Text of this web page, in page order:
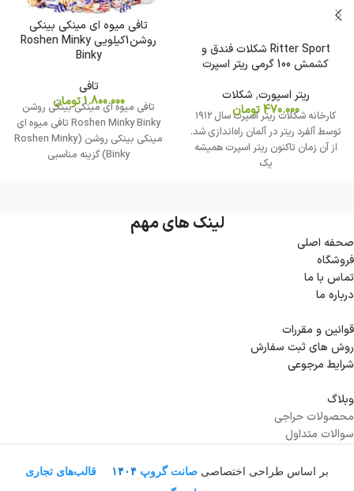
Ritter Sport شکلات فندق و
کشمش 100 گرمی ریتر اسپرت
ریتر اسپورت, شکلات
470.000 تومان
کارخانه شکلات ریتر اسپرت سال ۱۹۱۲
توسط آلفرد ریتر در آلمان راه‌اندازی شد.
از آن زمان تاکنون ریتر اسپرت همیشه
یک
تافی میوه ای مینکی بینکی
روشن1کیلویی Roshen Minky
Binky
تافی
1.800.000تومان
تافی میوه ای مینکی بینکی روشن
Roshen Minky Binky تافی میوه ای
مینکی بینکی روشن (Roshen Minky
Binky) گزینه مناسبی
لینک های مهم
صحفه اصلی
فروشگاه
تماس با ما
درباره ما
قوانین و مقررات
روش های ثبت سفارش
شرایط مرجوعی
وبلاگ
محصولات حراجی
سوالات متداول
بر اساس طراحی اختصاصی صانت گروپ ۱۴۰۴
قالب‌های تجاری